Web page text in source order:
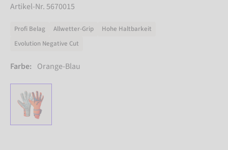
Artikel-Nr. 5670015
Profi Belag Allwetter-Grip
Hohe Haltbarkeit
Evolution Negative Cut
Farbe: Orange-Blau